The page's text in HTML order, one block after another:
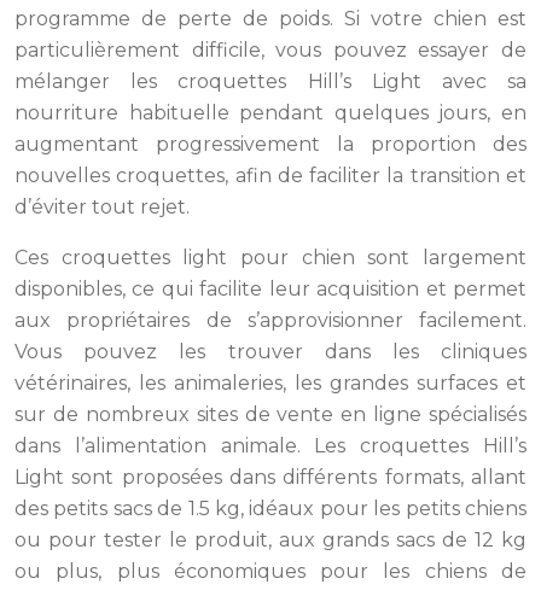
programme de perte de poids. Si votre chien est
particulièrement difficile, vous pouvez essayer de
mélanger les croquettes Hill’s Light avec sa
nourriture habituelle pendant quelques jours, en
augmentant progressivement la proportion des
nouvelles croquettes, afin de faciliter la transition et
d’éviter tout rejet.
Ces croquettes light pour chien sont largement
disponibles, ce qui facilite leur acquisition et permet
aux propriétaires de s’approvisionner facilement.
Vous pouvez les trouver dans les cliniques
vétérinaires, les animaleries, les grandes surfaces et
sur de nombreux sites de vente en ligne spécialisés
dans l’alimentation animale. Les croquettes Hill’s
Light sont proposées dans différents formats, allant
des petits sacs de 1.5 kg, idéaux pour les petits chiens
ou pour tester le produit, aux grands sacs de 12 kg
ou plus, plus économiques pour les chiens de